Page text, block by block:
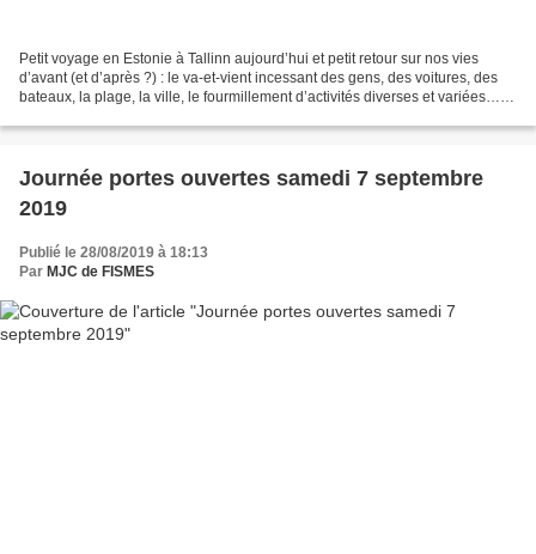
Petit voyage en Estonie à Tallinn aujourd’hui et petit retour sur nos vies
d’avant (et d’après ?) : le va-et-vient incessant des gens, des voitures, des
bateaux, la plage, la ville, le fourmillement d’activités diverses et variées…
Journée portes ouvertes samedi 7 septembre
2019
Publié le 28/08/2019 à 18:13
Par MJC de FISMES